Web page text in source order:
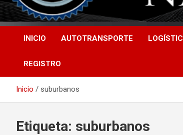
INICIO AUTOTRANSPORTE
REGISTRO
Inicio suburbanos
Etiqueta: suburbanos